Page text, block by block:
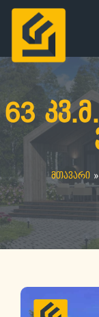
63
მთავარი »